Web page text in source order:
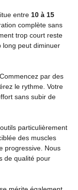
entre 10 à 15
complète sans
trop court reste
long peut diminuer
par des
le rythme. Votre
sans subir de
particulièrement
des muscles
progressive. Nous
de qualité pour